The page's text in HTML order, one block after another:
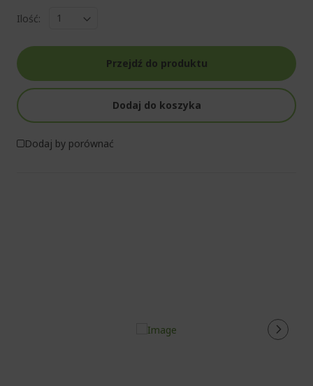
Ilość:
Przejdź do produktu
Dodaj do koszyka
Dodaj by porównać